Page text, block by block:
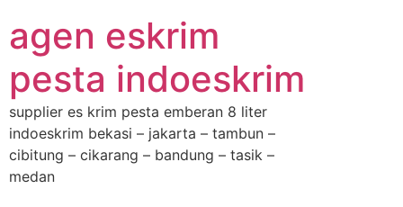
agen eskrim
pesta indoeskrim
supplier es krim pesta emberan 8 liter
indoeskrim bekasi – jakarta – tambun –
cibitung – cikarang – bandung – tasik –
medan